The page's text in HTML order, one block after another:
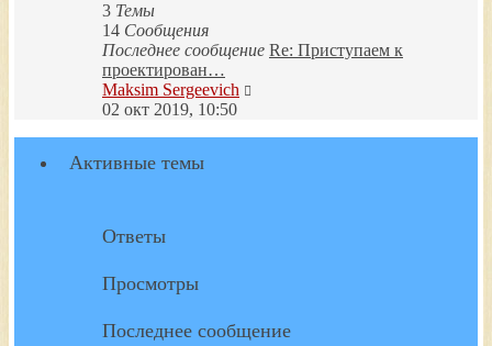
3 Темы
14 Сообщения
Последнее сообщение Re: Приступаем к
проектирован…
Maksim Sergeevich
02 окт 2019, 10:50
Активные темы
Ответы
Просмотры
Последнее сообщение